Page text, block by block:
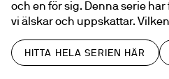
och en för sig. Denna serie
vi älskar och uppskattar.
HITTA HELA SERIEN HÄR